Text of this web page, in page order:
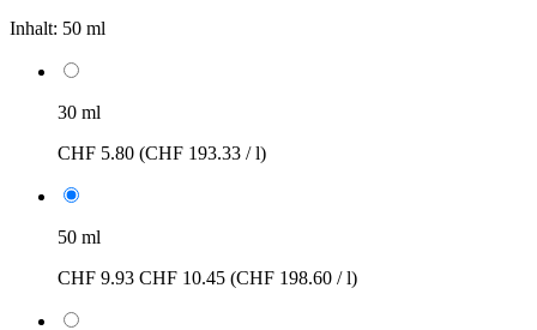
Inhalt: 50 ml
30 ml
CHF 5.80 (CHF 193.33 / l)
50 ml
CHF 9.93 CHF 10.45 (CHF 198.60 / l)